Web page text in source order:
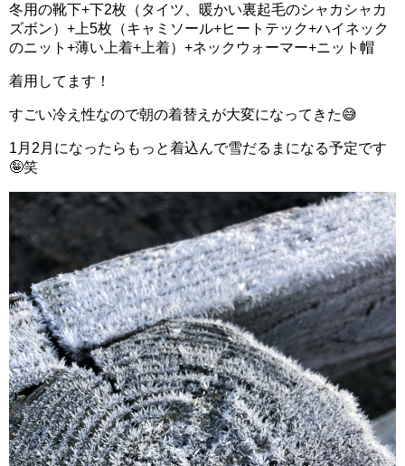
冬用の靴下+下2枚（タイツ、暖かい裏起毛のシャカシャカ
ズボン）+上5枚（キャミソール+ヒートテック+ハイネック
のニット+薄い上着+上着）+ネックウォーマー+ニット帽
着用してます！
すごい冷え性なので朝の着替えが大変になってきた😅
1月2月になったらもっと着込んで雪だるまになる予定です
🤪笑